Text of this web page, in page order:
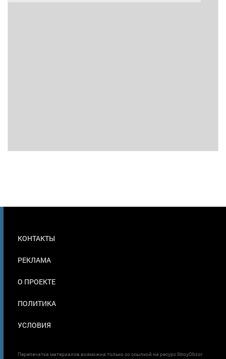
В
КОНТАКТЫ
РЕКЛАМА
О ПРОЕКТЕ
ПОЛИТИКА
УСЛОВИЯ
Перепечатка материалов возможна только со ссылкой на ресурс StroyObzor